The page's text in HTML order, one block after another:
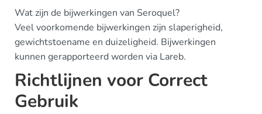
Wat zijn de bijwerkingen van Seroquel?
Veel voorkomende bijwerkingen zijn slaperigheid,
gewichtstoename en duizeligheid. Bijwerkingen
kunnen gerapporteerd worden via Lareb.
Richtlijnen voor Correct
Gebruik